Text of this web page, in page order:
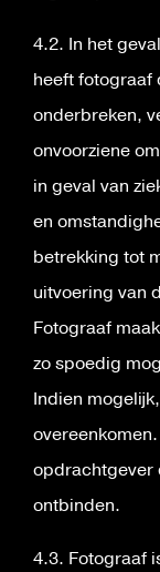
4.2. In het
heeft fotograaf
onderbreken,
onvoorziene
in geval van
en
betrekking tot
uitvoering van
Fotograaf
zo spoedig
Indien
opdrachtgever
ontbinden.
4.3. Fotograaf